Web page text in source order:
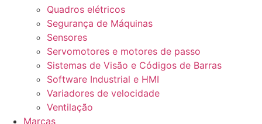
Quadros elétricos
Segurança de Máquinas
Sensores
Servomotores e motores de passo
Sistemas de Visão e Códigos de Barras
Software Industrial e HMI
Variadores de velocidade
Ventilação
Marcas